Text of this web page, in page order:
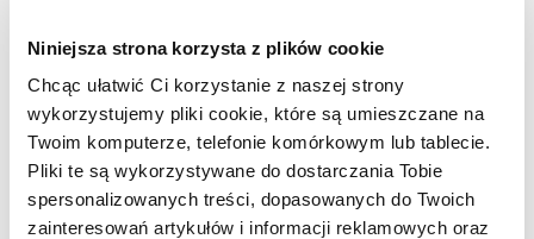
Niniejsza strona korzysta z plików cookie
Chcąc ułatwić Ci korzystanie z naszej strony
wykorzystujemy pliki cookie, które są umieszczane na
Twoim komputerze, telefonie komórkowym lub tablecie.
Pliki te są wykorzystywane do dostarczania Tobie
spersonalizowanych treści, dopasowanych do Twoich
zainteresowań artykułów i informacji reklamowych oraz
choć najmocniej skorzystały strategie akcyjne, zwłaszcza
z segmentów powiązanych z technologią, AI i
półprzewodnikami.
NEWSROOM XYZ
- AUTOR ARTYKUŁU - PROFIL
06.05.2026, 09:35